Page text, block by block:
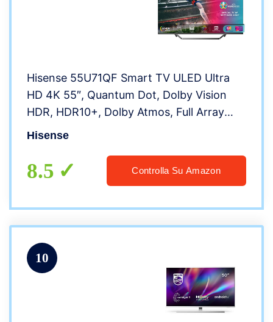
Hisense 55U71QF Smart TV ULED Ultra
HD 4K 55″, Quantum Dot, Dolby Vision
HDR, HDR10+, Dolby Atmos, Full Array
Local Dimming, con Alexa integrata, Tuner
Amazon – 2020]
Hisense
8.5 Controlla Su Amazon
10